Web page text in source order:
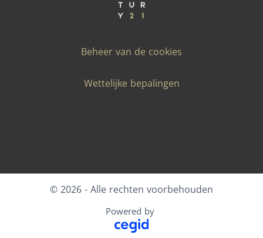
Beheer van de cookies
Wettelijke bepalingen
© 2026 - Alle rechten voorbehouden
Powered by